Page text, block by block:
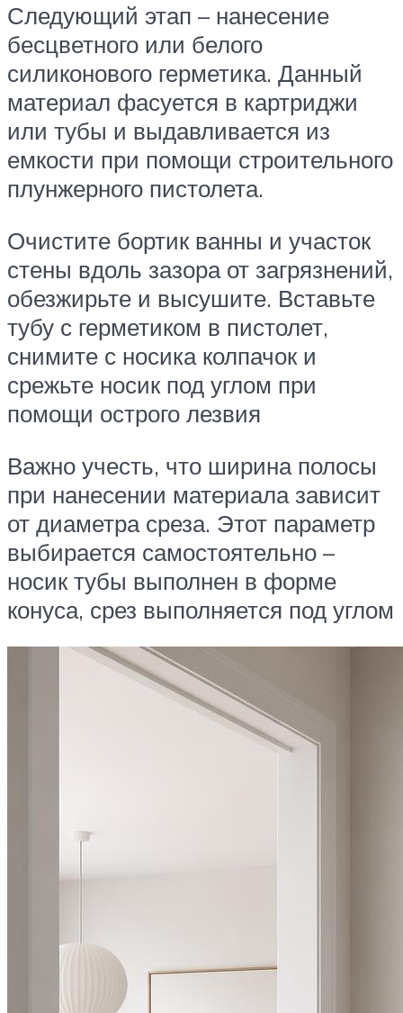
Следующий этап – нанесение
бесцветного или белого
силиконового герметика. Данный
материал фасуется в картриджи
или тубы и выдавливается из
емкости при помощи строительного
плунжерного пистолета.
Очистите бортик ванны и участок
стены вдоль зазора от загрязнений,
обезжирьте и высушите. Вставьте
тубу с герметиком в пистолет,
снимите с носика колпачок и
срежьте носик под углом при
помощи острого лезвия
Важно учесть, что ширина полосы
при нанесении материала зависит
от диаметра среза. Этот параметр
выбирается самостоятельно –
носик тубы выполнен в форме
конуса, срез выполняется под углом